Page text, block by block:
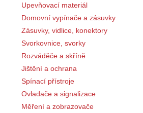
Upevňovací materiál
Domovní vypínače a zásuvky
Zásuvky, vidlice, konektory
Svorkovnice, svorky
Rozváděče a skříně
Jištění a ochrana
Spínací přístroje
Ovladače a signalizace
Měření a zobrazovače